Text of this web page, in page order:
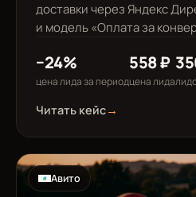
доставки через Яндекс
и модель «Оплата за
−24%
цена лида за период
558 ₽
цена лида
Читать кейс→
Авито